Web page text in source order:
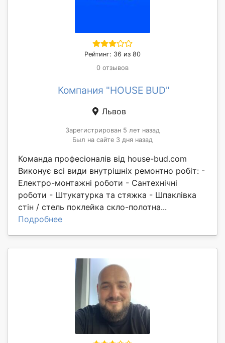
Рейтинг: 36 из 80
0 отзывов
Компания "HOUSE BUD"
Львов
Зарегистрирован 5 лет назад
Был на сайте 3 дня назад
Команда професіоналів від house-bud.com
Виконує всі види внутрішніх ремонтно робіт: -
Електро-монтажні роботи - Сантехнічні
роботи - Штукатурка та стяжка - Шпаклівка
стін / стель поклейка скло-полотна...
Подробнее